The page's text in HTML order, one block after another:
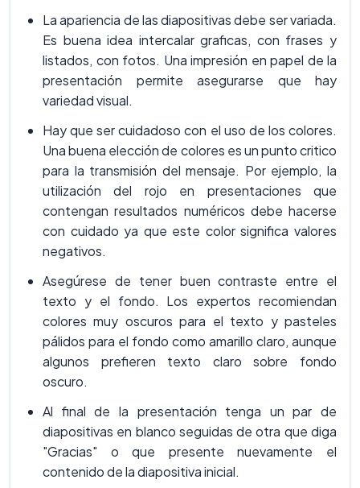
La apariencia de las diapositivas debe ser variada.
Es buena idea intercalar graficas, con frases y
listados, con fotos. Una impresión en papel de la
presentación permite asegurarse que hay
variedad visual.
Hay que ser cuidadoso con el uso de los colores.
Una buena elección de colores es un punto critico
para la transmisión del mensaje. Por ejemplo, la
utilización del rojo en presentaciones que
contengan resultados numéricos debe hacerse
con cuidado ya que este color significa valores
negativos.
Asegúrese de tener buen contraste entre el
texto y el fondo. Los expertos recomiendan
colores muy oscuros para el texto y pasteles
pálidos para el fondo como amarillo claro, aunque
algunos prefieren texto claro sobre fondo
oscuro.
Al final de la presentación tenga un par de
diapositivas en blanco seguidas de otra que diga
"Gracias" o que presente nuevamente el
contenido de la diapositiva inicial.